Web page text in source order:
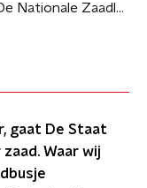
We zijn weer begonnen: De Nationale Zaadlozings Actie 2020
gaat De Staat
Waar wij